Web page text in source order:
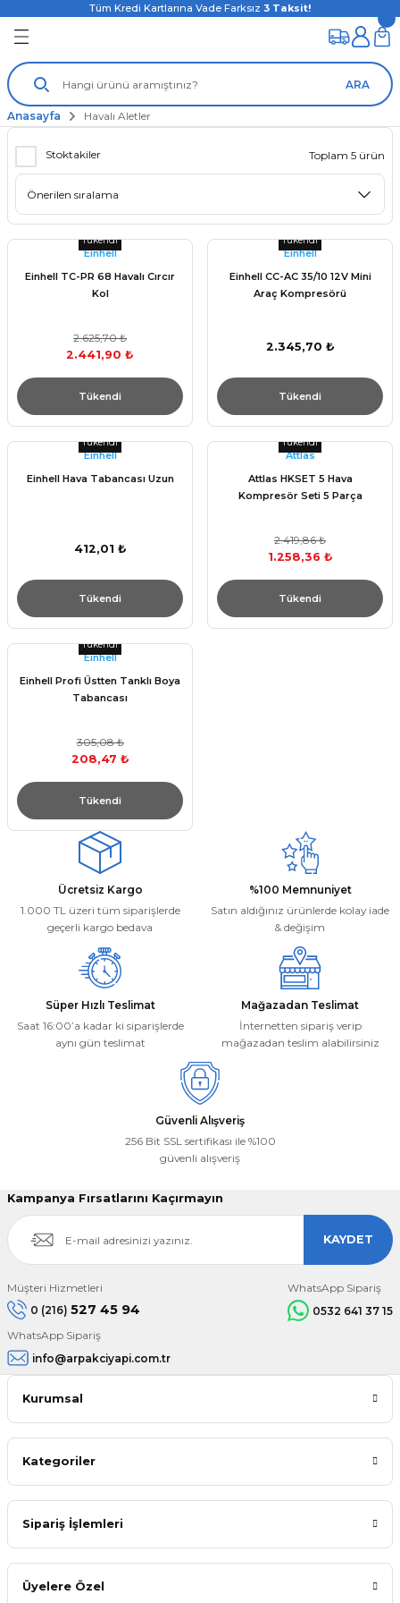
Tüm Kredi Kartlarına Vade Farksız 3 Taksit!
ARA
Anasayfa Havalı Aletler
Stoktakiler Toplam 5 ürün
Tükendi
Einhell
Einhell TC-PR 68 Havalı Cırcır
Kol
2.625,70 ₺
2.441,90 ₺
Tükendi
Tükendi
Einhell
Einhell CC-AC 35/10 12V Mini
Araç Kompresörü
2.345,70 ₺
Tükendi
Tükendi
Einhell
Einhell Hava Tabancası Uzun
412,01 ₺
Tükendi
Tükendi
Attlas
Attlas HKSET 5 Hava
Kompresör Seti 5 Parça
2.419,86 ₺
1.258,36 ₺
Tükendi
Tükendi
Einhell
Einhell Profi Üstten Tanklı Boya
Tabancası
305,08 ₺
208,47 ₺
Tükendi
Ücretsiz Kargo
1.000 TL üzeri tüm siparişlerde
geçerli kargo bedava
%100 Memnuniyet
Satın aldığınız ürünlerde kolay iade
& değişim
Süper Hızlı Teslimat
Saat 16:00’a kadar ki siparişlerde
aynı gün teslimat
Mağazadan Teslimat
İnternetten sipariş verip
mağazadan teslim alabilirsiniz
Güvenli Alışveriş
256 Bit SSL sertifikası ile %100
güvenli alışveriş
Kampanya Fırsatlarını Kaçırmayın
KAYDET
Müşteri Hizmetleri
0 (216) 527 45 94
WhatsApp Sipariş
0532 641 37 15
WhatsApp Sipariş
info@arpakciyapi.com.tr
Kurumsal
Kategoriler
Sipariş İşlemleri
Üyelere Özel